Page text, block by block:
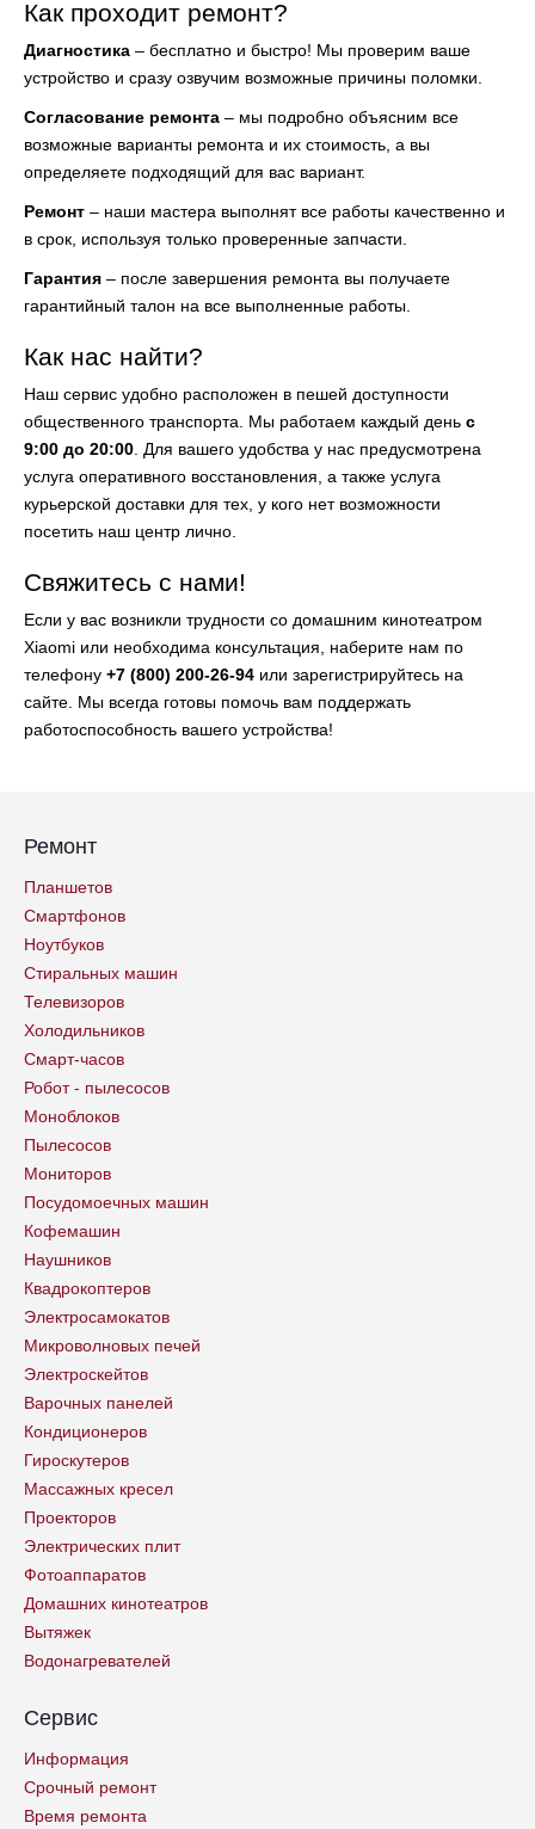
Как проходит ремонт?
Диагностика – бесплатно и быстро! Мы проверим ваше
устройство и сразу озвучим возможные причины поломки.
Согласование ремонта – мы подробно объясним все
возможные варианты ремонта и их стоимость, а вы
определяете подходящий для вас вариант.
Ремонт – наши мастера выполнят все работы качественно и
в срок, используя только проверенные запчасти.
Гарантия – после завершения ремонта вы получаете
гарантийный талон на все выполненные работы.
Как нас найти?
Наш сервис удобно расположен в пешей доступности
общественного транспорта. Мы работаем каждый день с
9:00 до 20:00 . Для вашего удобства у нас предусмотрена
услуга оперативного восстановления, а также услуга
курьерской доставки для тех, у кого нет возможности
посетить наш центр лично.
Свяжитесь с нами!
Если у вас возникли трудности со домашним кинотеатром
Xiaomi или необходима консультация, наберите нам по
телефону +7 (800) 200-26-94 или зарегистрируйтесь на
сайте. Мы всегда готовы помочь вам поддержать
работоспособность вашего устройства!
Ремонт
Планшетов
Смартфонов
Ноутбуков
Стиральных машин
Телевизоров
Холодильников
Смарт-часов
Робот - пылесосов
Моноблоков
Пылесосов
Мониторов
Посудомоечных машин
Кофемашин
Наушников
Квадрокоптеров
Электросамокатов
Микроволновых печей
Электроскейтов
Варочных панелей
Кондиционеров
Гироскутеров
Массажных кресел
Проекторов
Электрических плит
Фотоаппаратов
Домашних кинотеатров
Вытяжек
Водонагревателей
Сервис
Информация
Срочный ремонт
Время ремонта